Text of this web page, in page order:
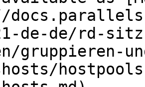
de-de/rd-
gruppieren-